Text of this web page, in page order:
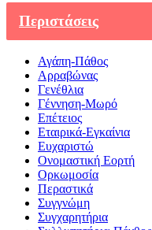
Περιστάσεις
Αγάπη-Πάθος
Αρραβώνας
Γενέθλια
Γέννηση-Μωρό
Επέτειος
Εταιρικά-Εγκαίνια
Ευχαριστώ
Ονομαστική Εορτή
Ορκωμοσία
Περαστικά
Συγγνώμη
Συγχαρητήρια